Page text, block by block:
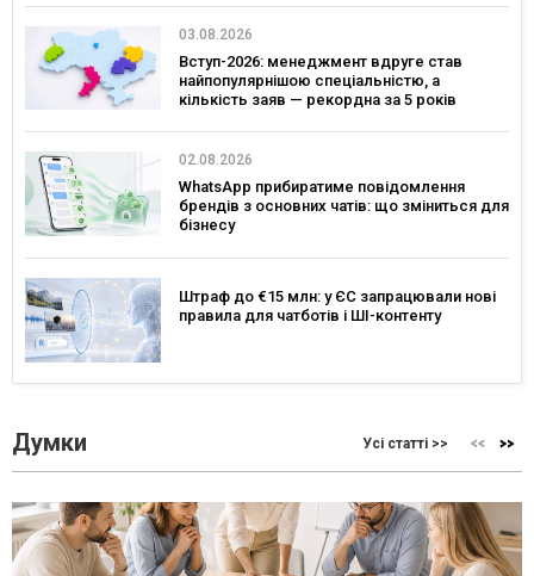
03.08.2026
Вступ-2026: менеджмент вдруге став
найпопулярнішою спеціальністю, а
кількість заяв — рекордна за 5 років
02.08.2026
WhatsApp прибиратиме повідомлення
брендів з основних чатів: що зміниться для
бізнесу
Штраф до €15 млн: у ЄС запрацювали нові
правила для чатботів і ШІ-контенту
Думки Усі статті >>